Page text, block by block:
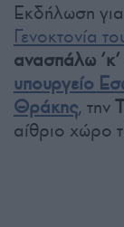
Εκδήλωση
Γενοκτονία
ανασπάλω
υπουργείο
Θράκης, την
αίθριο χώρο